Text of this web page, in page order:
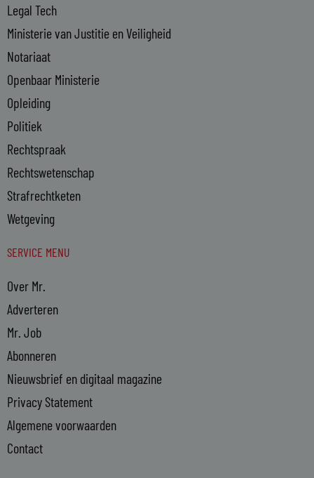
Legal Tech
Ministerie van Justitie en Veiligheid
Notariaat
Openbaar Ministerie
Opleiding
Politiek
Rechtspraak
Rechtswetenschap
Strafrechtketen
Wetgeving
SERVICE MENU
Over Mr.
Adverteren
Mr. Job
Abonneren
Nieuwsbrief en digitaal magazine
Privacy Statement
Algemene voorwaarden
Contact